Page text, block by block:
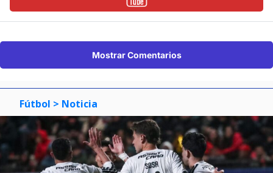
Mostrar Comentarios
Fútbol > Noticia